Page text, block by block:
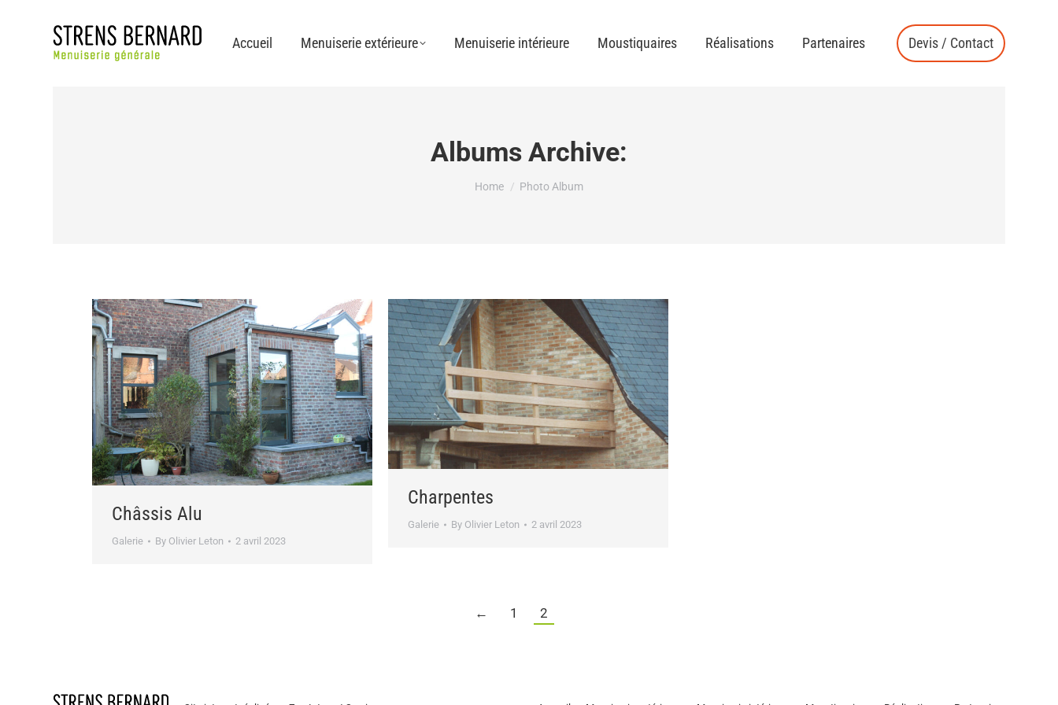
Accueil Menuiserie extérieure Menuiserie intérieure Moustiquaires Réalisations Partenaires Devis / Contact
Albums Archive:
You are here:
Home Photo Album
Châssis Alu
Galerie By Olivier Leton 2 avril 2023
Charpentes
Galerie By Olivier Leton 2 avril 2023
← 1 2